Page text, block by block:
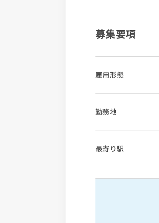
募集要項
雇用形態
勤務地
最寄り駅